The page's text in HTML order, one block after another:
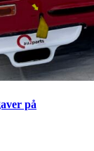
på